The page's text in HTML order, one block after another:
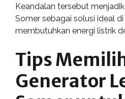
Keandalan tersebut
Somer sebagai solusi ideal
membutuhkan energi listrik
Tips
Generator